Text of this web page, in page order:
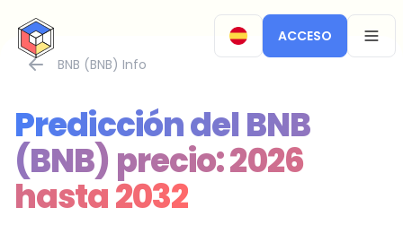
CryptoTicker
ACCESO
BNB (BNB) Info
Predicción del BNB
(BNB) precio: 2026
hasta 2032